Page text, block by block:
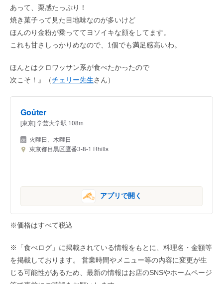
あって、栗感たっぷり！
焼き菓子って見た目地味なのが多いけど
ほんのり金粉が乗っててヨソイキな顔をしてます。
これも甘さしっかりめなので、1個でも満足感高いわ。
ほんとはクロワッサン系が食べたかったので
次こそ！』（チェリー先生さん）
Goûter
[東京] 学芸大学駅 108m
火曜日、木曜日
東京都目黒区鷹番3-8-1 Rhills
アプリで開く
※価格はすべて税込
※「食べログ」に掲載されている情報をもとに、料理名・金額等
を掲載しております。 営業時間やメニュー等の内容に変更が生
じる可能性があるため、最新の情報はお店のSNSやホームページ